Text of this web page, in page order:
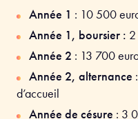
Année 1 : 10 500
Année 1, boursier :
Année 2 : 13 700
Année 2, alternance
d’accueil
Année de césure : 3